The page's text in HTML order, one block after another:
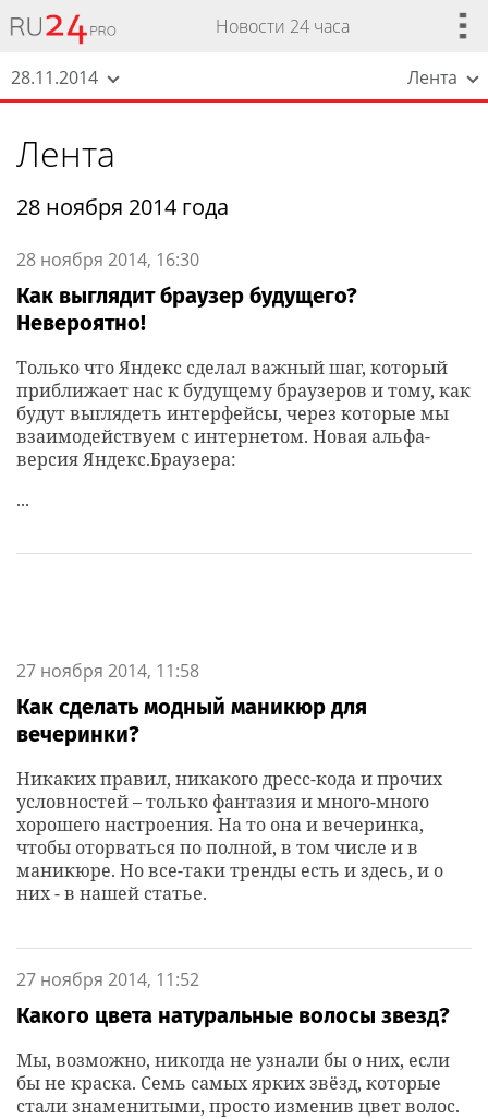
Новости 24 часа
28.11.2014 Лента
Лента
28 ноября 2014 года
28 ноября 2014, 16:30
Как выглядит браузер будущего?
Невероятно!
Только что Яндекс сделал важный шаг, который
приближает нас к будущему браузеров и тому, как
будут выглядеть интерфейсы, через которые мы
взаимодействуем с интернетом. Новая альфа-
версия Яндекс.Браузера:
...
27 ноября 2014, 11:58
Как сделать модный маникюр для
вечеринки?
Никаких правил, никакого дресс-кода и прочих
условностей – только фантазия и много-много
хорошего настроения. На то она и вечеринка,
чтобы оторваться по полной, в том числе и в
маникюре. Но все-таки тренды есть и здесь, и о
них - в нашей статье.
27 ноября 2014, 11:52
Какого цвета натуральные волосы звезд?
Мы, возможно, никогда не узнали бы о них, если
бы не краска. Семь самых ярких звёзд, которые
стали знаменитыми, просто изменив цвет волос.